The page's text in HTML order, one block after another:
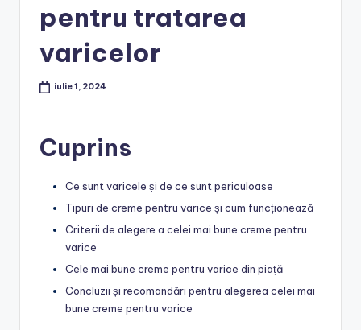
pentru tratarea
varicelor
iulie 1, 2024
Cuprins
Ce sunt varicele și de ce sunt periculoase
Tipuri de creme pentru varice și cum funcționează
Criterii de alegere a celei mai bune creme pentru
varice
Cele mai bune creme pentru varice din piață
Concluzii și recomandări pentru alegerea celei mai
bune creme pentru varice